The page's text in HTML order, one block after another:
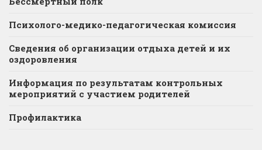
Психолого-медико-педагогическая комиссия
Сведения об организации отдыха детей и их
оздоровления
Информация по результатам контрольных
мероприятий с участием родителей
Профилактика